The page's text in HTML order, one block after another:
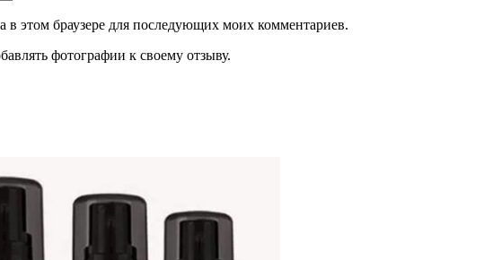
в этом браузере для последующих моих комментариев.
фотографии к своему отзыву.